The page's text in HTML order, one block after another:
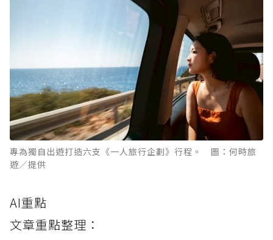
專為獨自出遊打造六支《一人旅行企劃》行程。 圖：何時旅
遊／提供
AI重點
文章重點整理：